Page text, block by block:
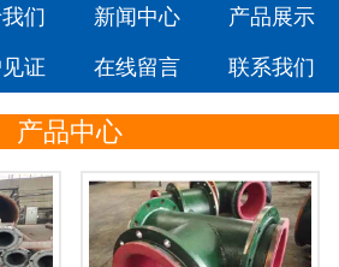
生产车间
客户见证
联系我们
们 新闻中心 产品展示
证 在线留言 联系我们
产品中心